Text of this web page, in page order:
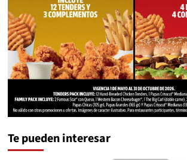
Te pueden interesar